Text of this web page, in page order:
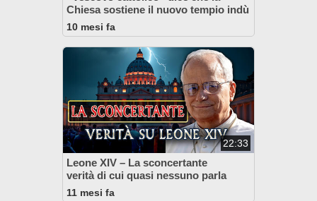
Chiesa sostiene il nuovo tempio indù
10 mesi fa
22:33
Leone XIV – La sconcertante
verità di cui quasi nessuno parla
11 mesi fa